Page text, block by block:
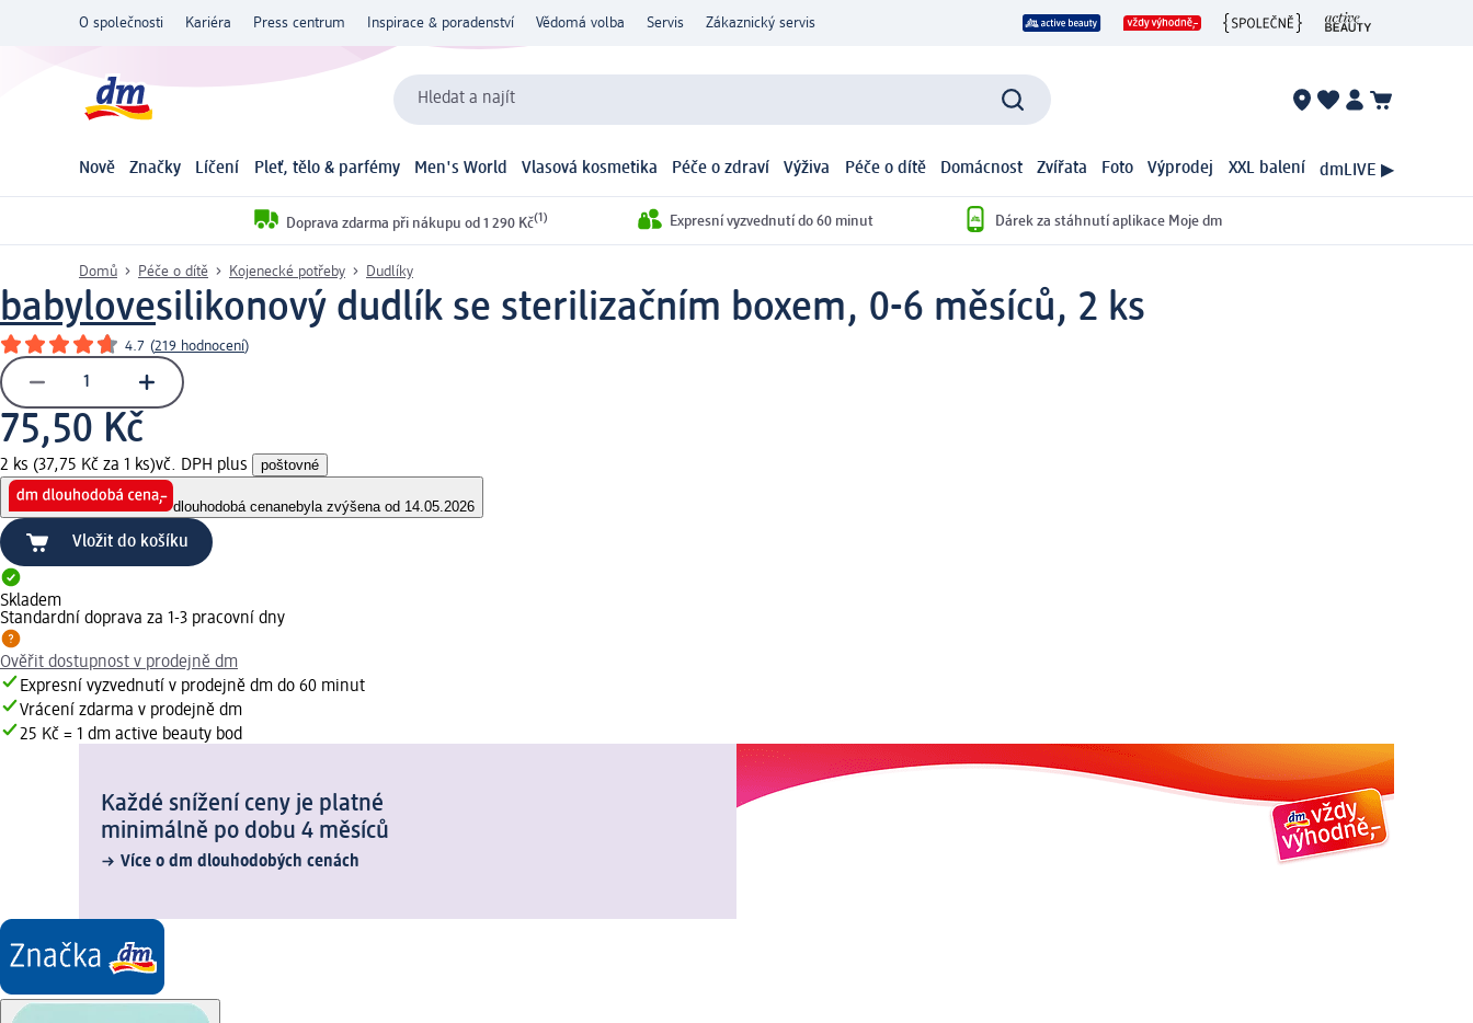
O společnosti Kariéra Press centrum Inspirace & poradenství Vědomá volba Servis Zákaznický servis
Hledat a najít
Nově Značky Líčení Pleť, tělo & parfémy Men's World Vlasová kosmetika Péče o zdraví Výživa Péče o dítě Domácnost Zvířata Foto Výprodej XXL balení dmLIVE ▶
Doprava zdarma při nákupu od 1 290 Kč(1) Expresní vyzvednutí do 60 minut Dárek za stáhnutí aplikace Moje dm
Domů Péče o dítě Kojenecké potřeby Dudlíky
babylovesilikonový dudlík se sterilizačním boxem, 0-6 měsíců, 2 ks
4.7 (219 hodnocení)
75,50 Kč
2 ks (37,75 Kč za 1 ks)vč. DPH plus poštovné
dlouhodobá cenanebyla zvýšena od 14.05.2026
Vložit do košíku
Skladem
Standardní doprava za 1-3 pracovní dny
Ověřit dostupnost v prodejně dm
Expresní vyzvednutí v prodejně dm do 60 minut
Vrácení zdarma v prodejně dm
25 Kč = 1 dm active beauty bod
Každé snížení ceny je platné
minimálně po dobu 4 měsíců
Více o dm dlouhodobých cenách